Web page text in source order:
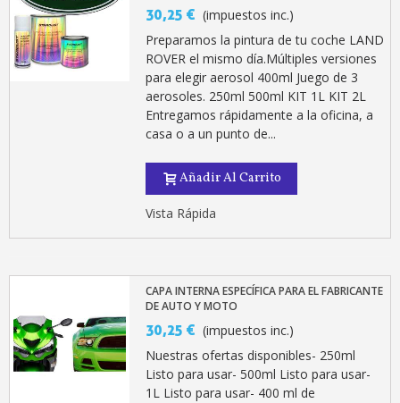
Suscríbete al
30,25 € (impuestos inc.)
Preparamos la pintura de tu coche LAND
ROVER el mismo día.Múltiples versiones
para elegir aerosol 400ml Juego de 3
aerosoles. 250ml 500ml KIT 1L KIT 2L
Entregamos rápidamente a la oficina, a
casa o a un punto de...
Añadir Al Carrito
Vista Rápida
CAPA INTERNA ESPECÍFICA PARA EL FABRICANTE
DE AUTO Y MOTO
30,25 € (impuestos inc.)
Nuestras ofertas disponibles- 250ml
Listo para usar- 500ml Listo para usar-
1L Listo para usar- 400 ml de